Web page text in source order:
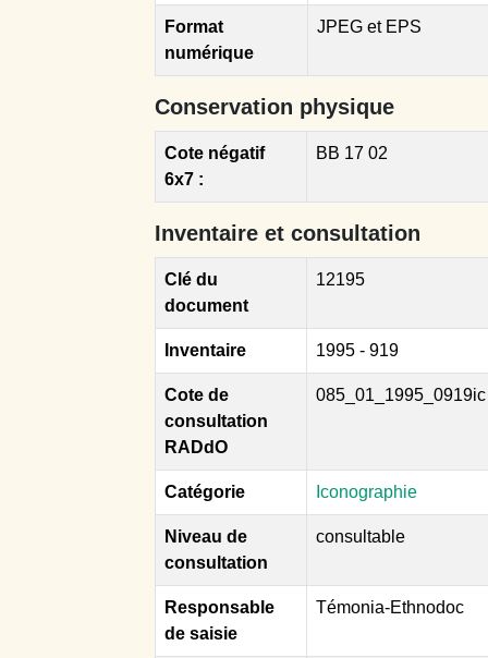
Format
numérique
JPEG et EPS
Conservation physique
Cote négatif
6x7 :
BB 17 02
Inventaire et consultation
Clé du
document
12195
Inventaire 1995 - 919
Cote de
consultation
RADdO
085_01_1995_0919ic
Catégorie Iconographie
Niveau de
consultation
consultable
Responsable
de saisie
Témonia-Ethnodoc